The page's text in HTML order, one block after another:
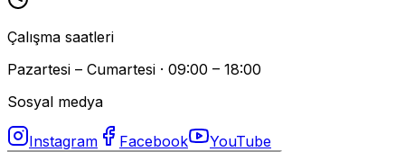
Çalışma saatleri
Pazartesi – Cumartesi · 09:00 – 18:00
Sosyal medya
Instagram Facebook YouTube